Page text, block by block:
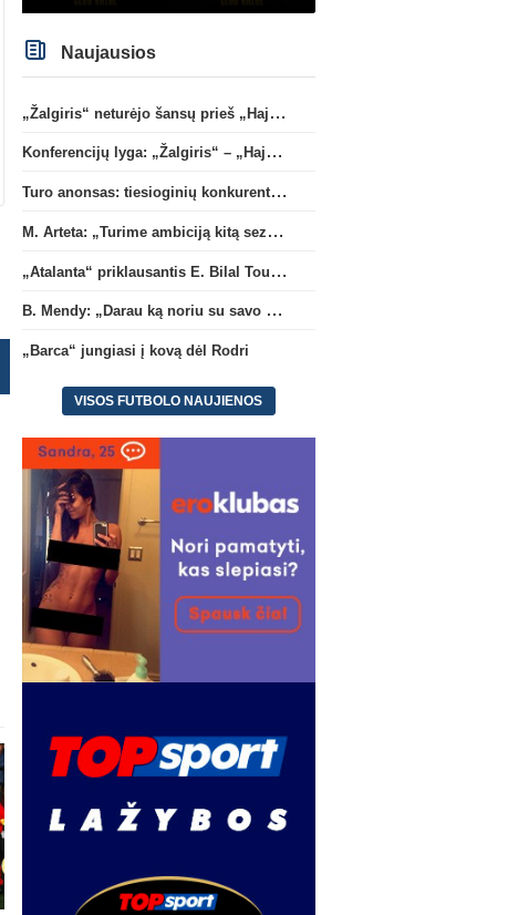
Pasaulio čempionatas 2018
B. Mendy: „Darau ką noriu su
savo pasaulio čempionato
titulu“
Naujausios
„Žalgiris“ neturėjo šansų prieš „Hajduk“
Konferencijų lyga: „Žalgiris“ – „Hajduk“ (rungtynės tiesiogiai)
Turo anonsas: tiesioginių konkurentų dvikova Gargžduose
M. Arteta: „Turime ambiciją kitą sezoną kovoti dėl visų titulų“
„Atalanta“ priklausantis E. Bilal Toure karjerą tęs „Parma“ gretose
B. Mendy: „Darau ką noriu su savo pasaulio čempionato titulu“
„Barca“ jungiasi į kovą dėl Rodri
VISOS FUTBOLO NAUJIENOS